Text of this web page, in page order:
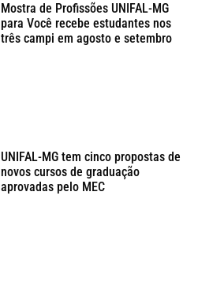
Mostra de Profissões UNIFAL-MG
para Você recebe estudantes nos
três campi em agosto e setembro
UNIFAL-MG tem cinco propostas de
novos cursos de graduação
aprovadas pelo MEC